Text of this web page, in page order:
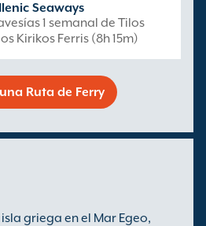
Seaways
1 semanal de Tilos
Kirikos Ferris (8h 15m)
Ruta de Ferry
griega en el Mar Egeo,